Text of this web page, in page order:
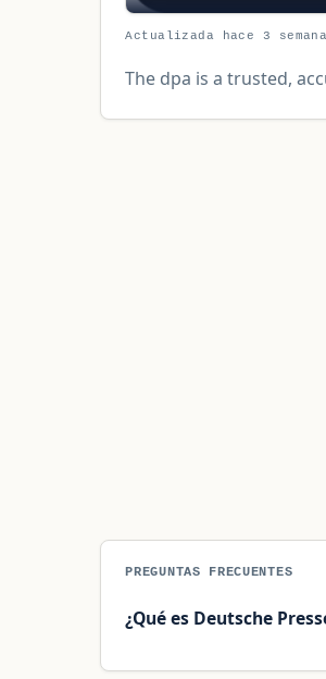
Actualizada hace 3
The dpa is a trusted,
PREGUNTAS FRECUENTES
¿Qué es Deutsche